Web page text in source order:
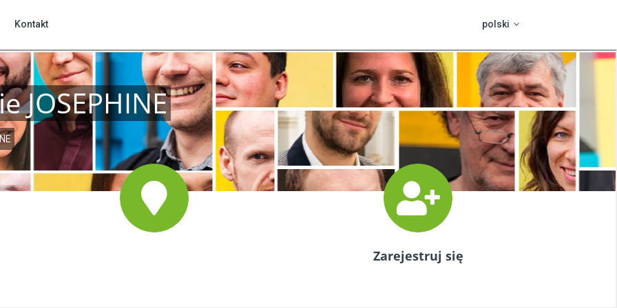
Kontakt
e-przetargów
i funkcjonalności
Edukacja
PROCUREMENT BOARD
Kalendarz wydarzeń
Szkolenie
Blog: PROCUREMENT NEWS
eProcurement.TV
HELPDESK
Dla zamawiającego
HOUSTON HELP ME
Program pomocy
Dla dostawców
Mam ogólne
pytanie
Chcę wypróbować
system
polski
čeština
slovenčina
english
hrvatski